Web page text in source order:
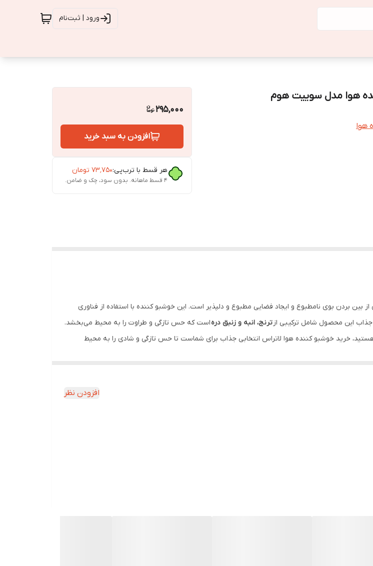
ورود | ثبت‌نام
هوا مدل سوییت هوم
هوا
295,000
افزودن به سبد خرید
هر قسط با ترب‌پی:۷۳٬۷۵۰ تومان
۴ قسط ماهانه. بدون سود، چک و ضامن.
با حجم 195 میلی لیتر، ابزاری مؤثر برای از بین بردن بوی نامطبوع و ایجاد فضایی مطبوع و دلپذیر است. این خوشبو کننده با استفاده از فناوری
جذاب این محصول شامل ترکیبی ازترنج، انبه و زنبق درهاست که حس تازگی و طراوت را به محیط می‌بخشد.
هستید، خرید خوشبو کننده هوا لاتراس انتخابی جذاب برای شماست تا حس تازگی و شادی را به محیط
باید دور از دسترس کودکان نگهداری شود و از تماس محلول با چشم‌ها خودداری گردد. همچنین، برای
افزودن نظر